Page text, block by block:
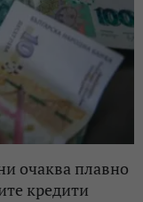
очаква плавно
кредити